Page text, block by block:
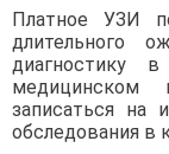
Платное УЗИ
длительного
диагностику
медицинском
записаться на
обследования в